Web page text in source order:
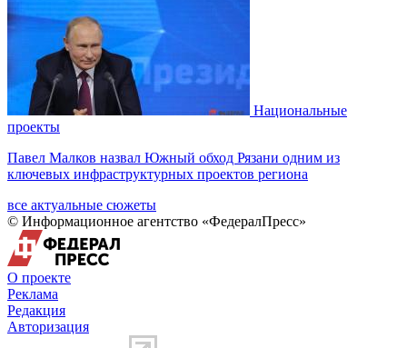
Национальные
проекты
Павел Малков назвал Южный обход Рязани одним из
ключевых инфраструктурных проектов региона
все актуальные сюжеты
© Информационное агентство «ФедералПресс»
О проекте
Реклама
Редакция
Авторизация